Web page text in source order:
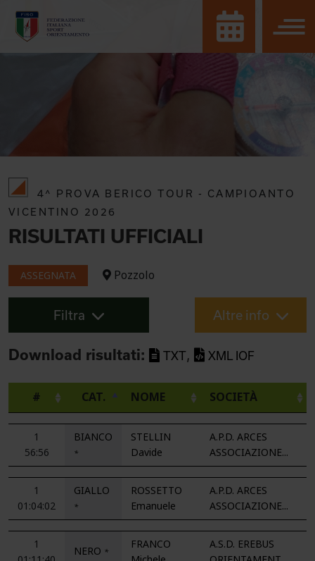
4^ PROVA BERICO TOUR - CAMPIOANTO
VICENTINO 2026
RISULTATI UFFICIALI
ASSEGNATA Pozzolo
Altre info
Filtra
Download risultati: TXT, XML IOF
# CAT. NOME SOCIETÀ
1
56:56
BIANCO
*
STELLIN
Davide
A.P.D. ARCES
ASSOCIAZIONE...
1
01:04:02
GIALLO
*
ROSSETTO
Emanuele
A.P.D. ARCES
ASSOCIAZIONE...
1
NERO *
FRANCO
A.S.D. EREBUS